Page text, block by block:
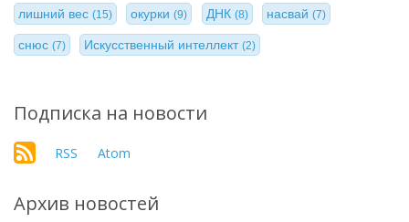
лишний вес (15) окурки(9) ДНК (8) насвай(7)
снюс (7) Искусственный интеллект(2)
Подписка на новости
RSS Atom
Архив новостей